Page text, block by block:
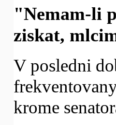
"Nemam-li
ziskat,
V posledni
krome